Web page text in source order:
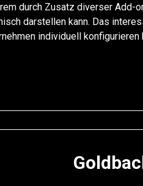
durch Zusatz diverser Add-
darstellen kann. Das
individuell konfigurieren